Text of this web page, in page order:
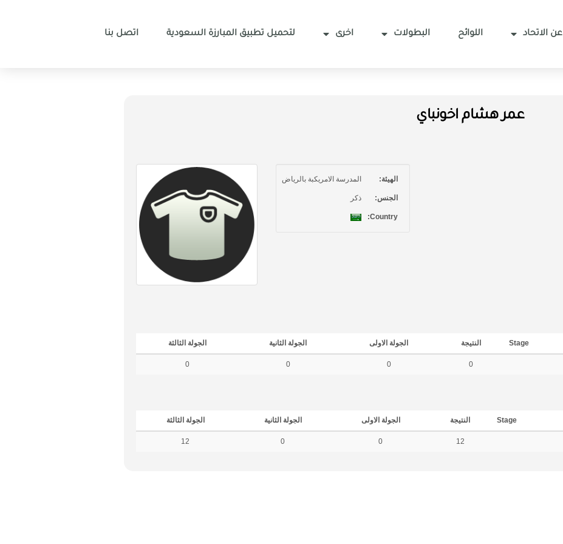
عن الاتحاد اللوائح البطولات اخرى لتحميل تطبيق المبارزة السعودية اتصل بنا
عمر هشام اخونباي
الهيئة: المدرسة الامريكبة بالرياض
الجنس: ذكر
Country:
Stage النتيجة الجولة الاولى الجولة الثانية الجولة الثالثة
0
0
0
0
Stage النتيجة الجولة الاولى الجولة الثانية الجولة الثالثة
12
0
0
12